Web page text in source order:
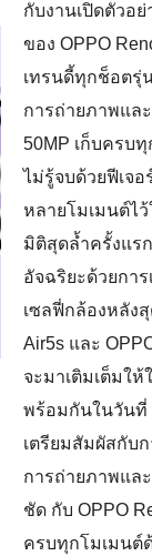
กับงานเปิดตัวอย่
ของ OPPO
เทรนดี้ทุกช็อตรุ่
การถ่ายภาพแล
50MP เก็บครบ
ไม่รู้จบด้วยฟีเจ
หลายโมเมนต์ไ
มิติสุดล้ำครั้งแร
อัจฉริยะด้วยกา
เซลฟี่กล้องหลัง
Air5s และ
จะมาเติมเต็มใ
พร้อมกันในวันที่
เตรียมสัมผัสกับ
การถ่ายภาพแล
ชัด กับ OPPO
ครบทุกโมเมนต์